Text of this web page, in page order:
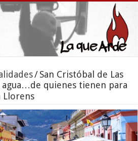
/San Cristóbal de Las
agua…de quienes tienen para
Llorens